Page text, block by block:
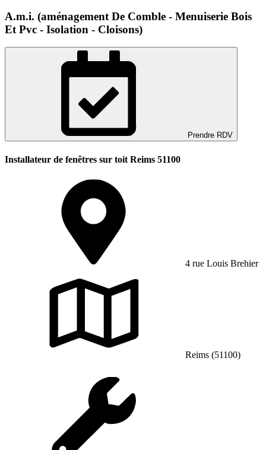
A.m.i. (aménagement De Comble - Menuiserie Bois
Et Pvc - Isolation - Cloisons)
Prendre RDV
Installateur de fenêtres sur toit Reims 51100
4 rue Louis Brehier
Reims (51100)